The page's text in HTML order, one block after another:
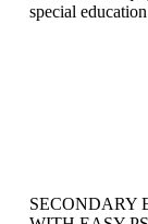
special
SECONDARY